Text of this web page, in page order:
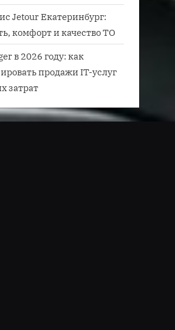
Jetour Екатеринбург:
комфорт и качество ТО
в 2026 году: как
продажи IT-услуг
затрат